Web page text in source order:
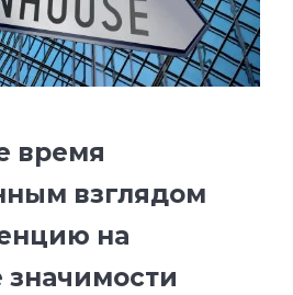
время
взглядом
на